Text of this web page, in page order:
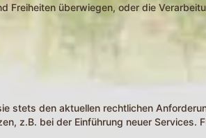
Freiheiten überwiegen, oder die
stets den aktuellen rechtlichen
z.B. bei der Einführung neuer Services.